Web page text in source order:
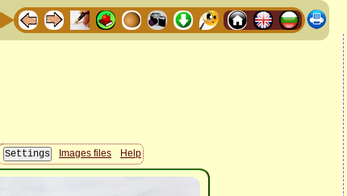
Images files Help